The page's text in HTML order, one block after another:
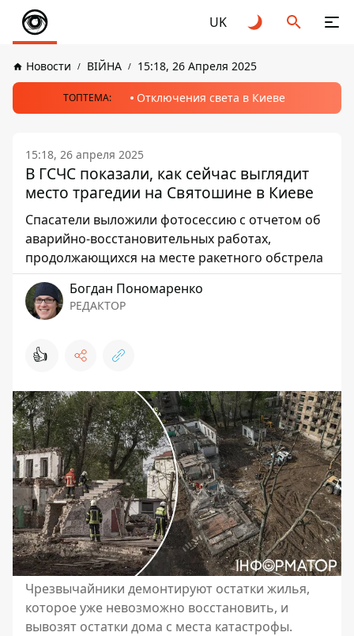
UK
Новости ВІЙНА 15:18, 26 Апреля 2025
ТОПТЕМА: Отключения света в Киеве
15:18, 26 апреля 2025
В ГСЧС показали, как сейчас выглядит
место трагедии на Святошине в Киеве
Спасатели выложили фотосессию с отчетом об
аварийно-восстановительных работах,
продолжающихся на месте ракетного обстрела
Богдан Пономаренко
РЕДАКТОР
👍
Чрезвычайники демонтируют остатки жилья,
которое уже невозможно восстановить, и
вывозят остатки дома с места катастрофы.